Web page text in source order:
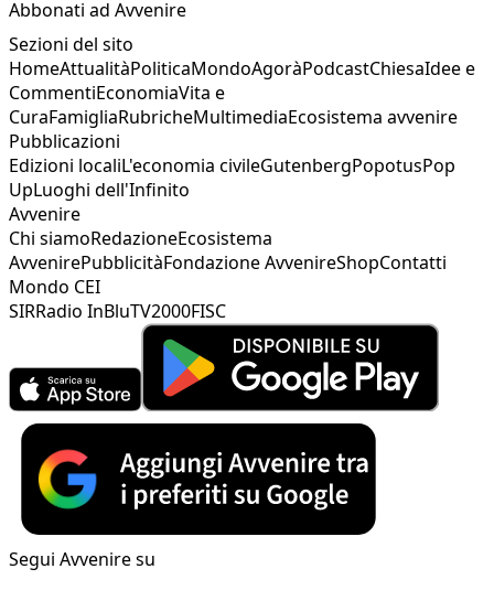
Abbonati ad Avvenire
Sezioni del sito
HomeAttualitàPoliticaMondoAgoràPodcastChiesaIdee e
CommentiEconomiaVita e
CuraFamigliaRubricheMultimediaEcosistema avvenire
Pubblicazioni
Edizioni localiL'economia civileGutenbergPopotusPop
UpLuoghi dell'Infinito
Avvenire
Chi siamoRedazioneEcosistema
AvvenirePubblicitàFondazione AvvenireShopContatti
Mondo CEI
SIRRadio InBluTV2000FISC
Segui Avvenire su